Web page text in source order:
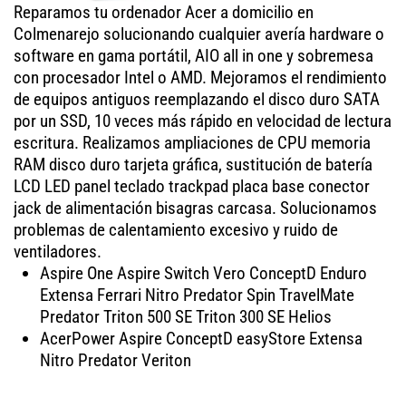
Reparamos tu ordenador Acer a domicilio en
Colmenarejo solucionando cualquier avería hardware o
software en gama portátil, AIO all in one y sobremesa
con procesador Intel o AMD. Mejoramos el rendimiento
de equipos antiguos reemplazando el disco duro SATA
por un SSD, 10 veces más rápido en velocidad de lectura
escritura. Realizamos ampliaciones de CPU memoria
RAM disco duro tarjeta gráfica, sustitución de batería
LCD LED panel teclado trackpad placa base conector
jack de alimentación bisagras carcasa. Solucionamos
problemas de calentamiento excesivo y ruido de
ventiladores.
Aspire One Aspire Switch Vero ConceptD Enduro
Extensa Ferrari Nitro Predator Spin TravelMate
Predator Triton 500 SE Triton 300 SE Helios
AcerPower Aspire ConceptD easyStore Extensa
Nitro Predator Veriton